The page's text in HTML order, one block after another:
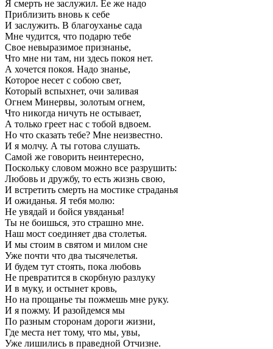
Я смерть не заслужил. Ее же надо
Приблизить вновь к себе
И заслужить. В благоуханье сада
Мне чудится, что подарю тебе
Свое невыразимое признанье,
Что мне ни там, ни здесь покоя нет.
А хочется покоя. Надо знанье,
Которое несет с собою свет,
Который вспыхнет, очи заливая
Огнем Минервы, золотым огнем,
Что никогда ничуть не остывает,
А только греет нас с тобой вдвоем.
Но что сказать тебе? Мне неизвестно.
И я молчу. А ты готова слушать.
Самой же говорить неинтересно,
Поскольку словом можно все разрушить:
Любовь и дружбу, то есть жизнь свою,
И встретить смерть на мостике страданья
И ожиданья. Я тебя молю:
Не увядай и бойся увяданья!
Ты не боишься, это страшно мне.
Наш мост соединяет два столетья.
И мы стоим в святом и милом сне
Уже почти что два тысячелетья.
И будем тут стоять, пока любовь
Не превратится в скорбную разлуку
И в муку, и остынет кровь,
Но на прощанье ты пожмешь мне руку.
И я пожму. И разойдемся мы
По разным сторонам дороги жизни,
Где места нет тому, что мы, увы,
Уже лишились в праведной Отчизне.